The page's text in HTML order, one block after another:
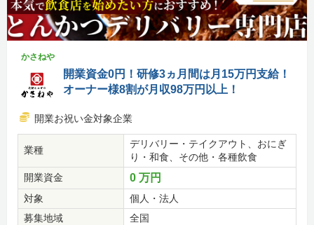
かさねや
開業資金0円！研修3ヵ月間は月15万円支給！
オーナー様8割が月収98万円以上！
開業お祝い金対象企業
業種
デリバリー・テイクアウト、おにぎ
り・和食、その他・各種飲食
開業資金
0 万円
対象
個人・法人
募集地域
全国